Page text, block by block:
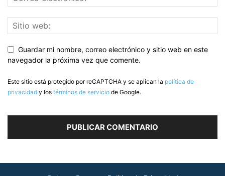
Guardar mi nombre, correo electrónico y sitio web en este
navegador la próxima vez que comente.
Este sitio está protegido por reCAPTCHA y se aplican la política de
privacidad y los términos de servicio de Google.